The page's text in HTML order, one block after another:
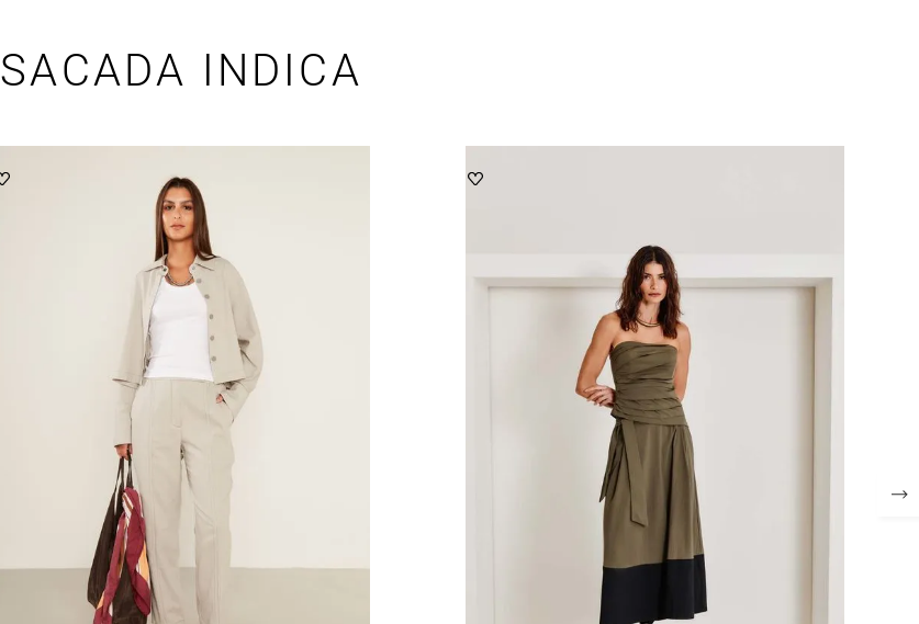
SACADA INDICA